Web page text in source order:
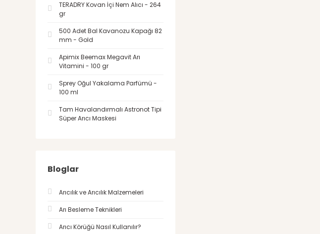
TERADRY Kovan İçi Nem Alıcı - 264
gr
500 Adet Bal Kavanozu Kapağı 82
mm - Gold
Apimix Beemax Megavit Arı
Vitamini - 100 gr
Sprey Oğul Yakalama Parfümü -
100 ml
Tam Havalandırmalı Astronot Tipi
Süper Arıcı Maskesi
Bloglar
Arıcılık ve Arıcılık Malzemeleri
Arı Besleme Teknikleri
Arıcı Körüğü Nasıl Kullanılır?